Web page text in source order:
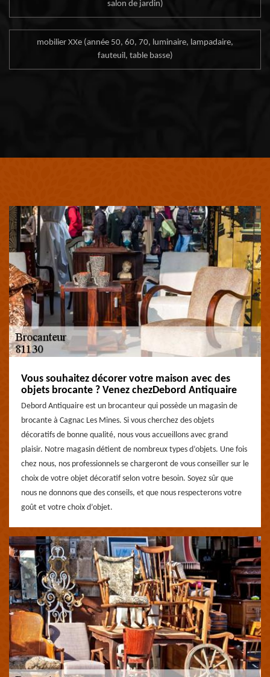
salon de jardin)
mobilier XXe (année 50, 60, 70, luminaire, lampadaire,
fauteuil, table basse)
Vous souhaitez décorer votre maison avec des
objets brocante ? Venez chezDebord Antiquaire
Debord Antiquaire est un brocanteur qui possède un magasin de
brocante à Cagnac Les Mines. Si vous cherchez des objets
décoratifs de bonne qualité, nous vous accueillons avec grand
plaisir. Notre magasin détient de nombreux types d’objets. Une fois
chez nous, nos professionnels se chargeront de vous conseiller sur le
choix de votre objet décoratif selon votre besoin. Soyez sûr que
nous ne donnons que des conseils, et que nous respecterons votre
goût et votre choix d’objet.